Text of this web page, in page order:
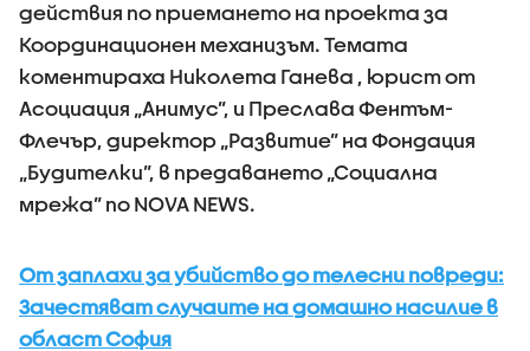
действия по приемането на проекта за
Координационен механизъм. Темата
коментираха Николета Ганева , юрист от
Асоциация „Анимус”, и Преслава Фентъм-
Флечър, директор „Развитие” на Фондация
„Будителки”, в предаването „Социална
мрежа” по NOVA NEWS.
От заплахи за убийство до телесни повреди:
Зачестяват случаите на домашно насилие в
област София